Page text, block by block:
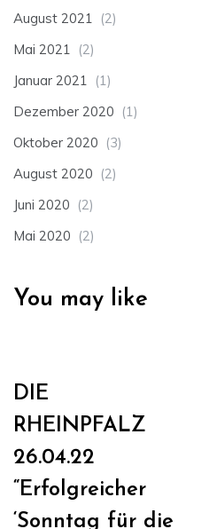
August 2021 (2)
Mai 2021 (2)
Januar 2021 (1)
Dezember 2020 (1)
Oktober 2020 (3)
August 2020 (2)
Juni 2020 (2)
Mai 2020 (2)
You may like
DIE
RHEINPFALZ
26.04.22
“Erfolgreicher
‘Sonntag für die